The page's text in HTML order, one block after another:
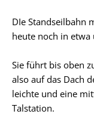
DIe Standseilbahn
heute noch in
Sie führt bis oben
also auf das Dach
leichte und eine
Talstation.